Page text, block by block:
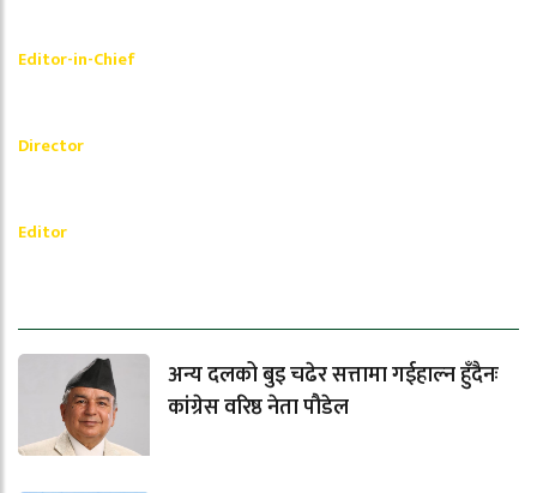
Editor-in-Chief
Director
Editor
अन्य दलको बुइ चढेर सत्तामा गईहाल्न हुँदैनः
कांग्रेस वरिष्ठ नेता पौडेल